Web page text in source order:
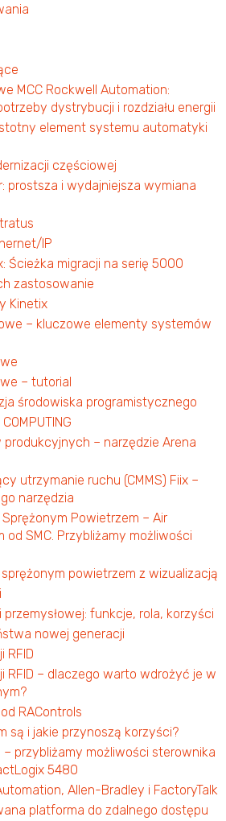
MCC Rockwell Automation:
dystrybucji i rozdziału energii
element systemu automatyki
częściowej
prostsza i wydajniejsza wymiana
IP
Ścieżka migracji na serię 5000
zastosowanie
Kinetix
– kluczowe elementy systemów
– tutorial
środowiska programistycznego
– narzędzie Arena
utrzymanie ruchu (CMMS) Fiix –
narzędzia
Powietrzem – Air
od SMC. Przybliżamy możliwości
powietrzem z wizualizacją
funkcje, rola, korzyści
nowej generacji
RFID
RFID – dlaczego warto wdrożyć je w
RAControls
są i jakie przynoszą korzyści?
przybliżamy możliwości sterownika
5480
Allen-Bradley i FactoryTalk
platforma do zdalnego dostępu